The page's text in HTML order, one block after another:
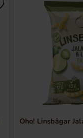
Oho! Linsbågar